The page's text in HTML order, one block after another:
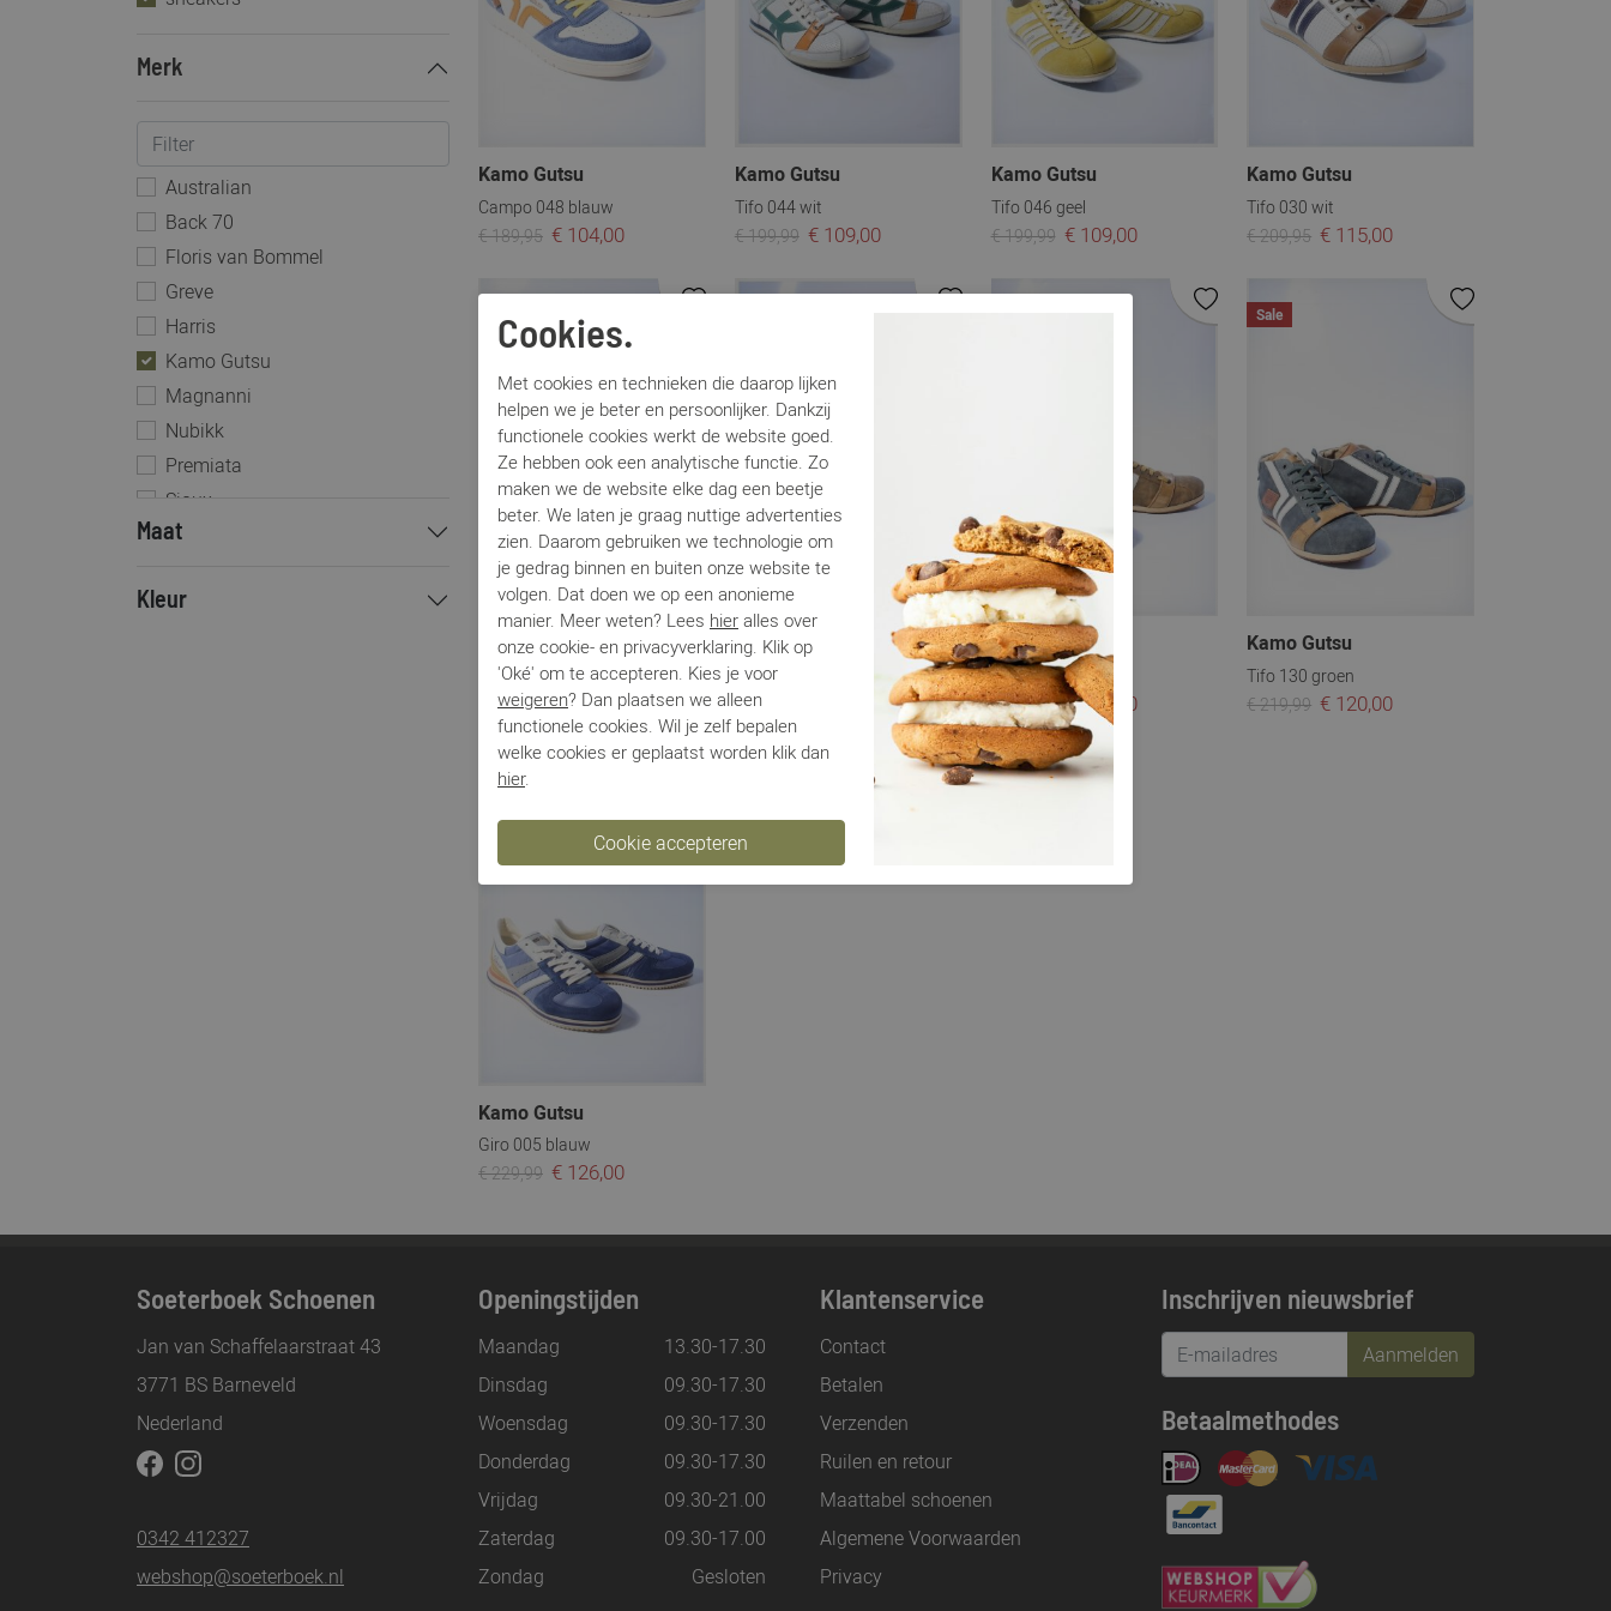
Merk
Australian
Back 70
Floris van Bommel
Greve
Harris
Kamo Gutsu
Magnanni
Nubikk
Premiata
Sioux
TOMS
Maat
Kleur
Kamo Gutsu
Campo 048 blauw
€ 189,95 € 104,00
Kamo Gutsu
Tifo 044 wit
€ 199,99 € 109,00
Kamo Gutsu
Tifo 046 geel
€ 199,99 € 109,00
Kamo Gutsu
Tifo 030 wit
€ 209,95 € 115,00
Kamo Gutsu
Tifo 030 blauw
€ 209,95 € 115,00
Kamo Gutsu
Tifo 030 groen
€ 209,99
Kamo Gutsu
Tifo 030 bruin
€ 209,99 € 115,00
Sale
Kamo Gutsu
Tifo 130 groen
€ 219,99 € 120,00
Sale
Kamo Gutsu
Giro 005 blauw
€ 229,99 € 126,00
Soeterboek Schoenen
Jan van Schaffelaarstraat 43
3771 BS Barneveld
Nederland
0342 412327
webshop@soeterboek.nl
Openingstijden
Maandag
13.30-17.30
Dinsdag
09.30-17.30
Woensdag
09.30-17.30
Donderdag
09.30-17.30
Vrijdag
09.30-21.00
Zaterdag
09.30-17.00
Zondag
Gesloten
Klantenservice
Contact
Betalen
Verzenden
Ruilen en retour
Maattabel schoenen
Algemene Voorwaarden
Privacy
Inschrijven nieuwsbrief
Aanmelden
Betaalmethodes
Cookies.
Met cookies en technieken die daarop lijken
helpen we je beter en persoonlijker. Dankzij
functionele cookies werkt de website goed.
Ze hebben ook een analytische functie. Zo
maken we de website elke dag een beetje
beter. We laten je graag nuttige advertenties
zien. Daarom gebruiken we technologie om
je gedrag binnen en buiten onze website te
volgen. Dat doen we op een anonieme
manier. Meer weten? Lees hier alles over
onze cookie- en privacyverklaring. Klik op
'Oké' om te accepteren. Kies je voor
weigeren? Dan plaatsen we alleen
functionele cookies. Wil je zelf bepalen
welke cookies er geplaatst worden klik dan
hier.